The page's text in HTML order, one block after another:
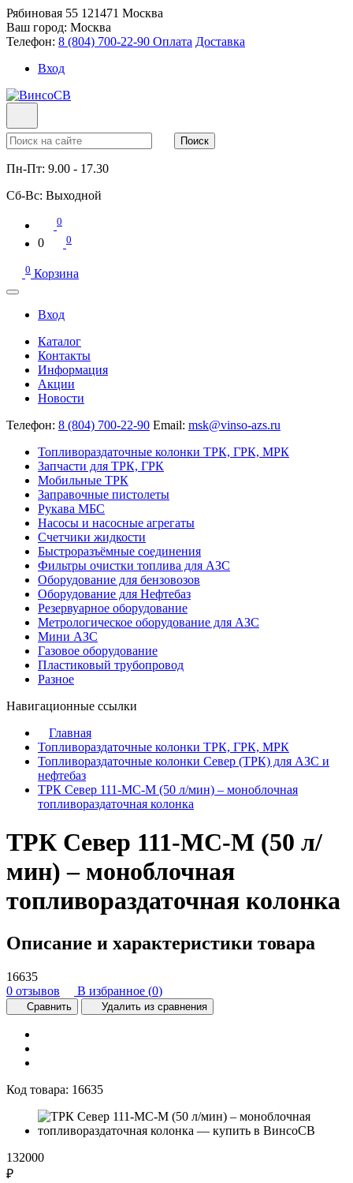
Рябиновая 55 121471 Москва
Ваш город: Москва
Телефон: 8 (804) 700-22-90 Оплата Доставка
Вход
Поиск
Пн-Пт: 9.00 - 17.30
Сб-Вс: Выходной
0
0 0
0 Корзина
Вход
Каталог
Контакты
Информация
Акции
Новости
Телефон: 8 (804) 700-22-90 Email: msk@vinso-azs.ru
Топливораздаточные колонки ТРК, ГРК, МРК
Запчасти для ТРК, ГРК
Мобильные ТРК
Заправочные пистолеты
Рукава МБС
Насосы и насосные агрегаты
Счетчики жидкости
Быстроразъёмные соединения
Фильтры очистки топлива для АЗС
Оборудование для бензовозов
Оборудование для Нефтебаз
Резервуарное оборудование
Метрологическое оборудование для АЗС
Мини АЗС
Газовое оборудование
Пластиковый трубопровод
Разное
Навигационные ссылки
Главная
Топливораздаточные колонки ТРК, ГРК, МРК
Топливораздаточные колонки Север (ТРК) для АЗС и
нефтебаз
ТРК Север 111-МС-М (50 л/мин) – моноблочная
топливораздаточная колонка
ТРК Север 111-МС-М (50 л/
мин) – моноблочная
топливораздаточная колонка
Описание и характеристики товара
16635
0 отзывов
В избранное (0)
Сравнить Удалить из сравнения
Код товара: 16635
132000
₽